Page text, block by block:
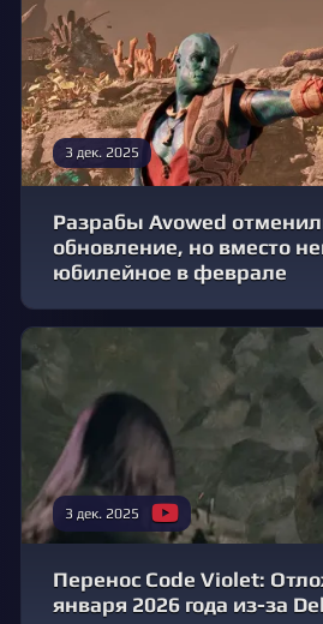
3 дек. 2025
Разрабы Avowed
обновление, но вместо
юбилейное в феврале
3 дек. 2025
Перенос Code Violet:
января 2026 года из-за